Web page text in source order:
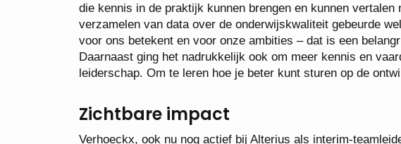
die kennis in de praktijk kunnen brengen en kunnen
verzamelen van data over de onderwijskwaliteit gebeurde
voor ons betekent en voor onze ambities – dat is een
Daarnaast ging het nadrukkelijk ook om meer kennis en
leiderschap. Om te leren hoe je beter kunt sturen op de
Zichtbare impact
Verhoeckx, ook nu nog actief bij Alterius als interim-